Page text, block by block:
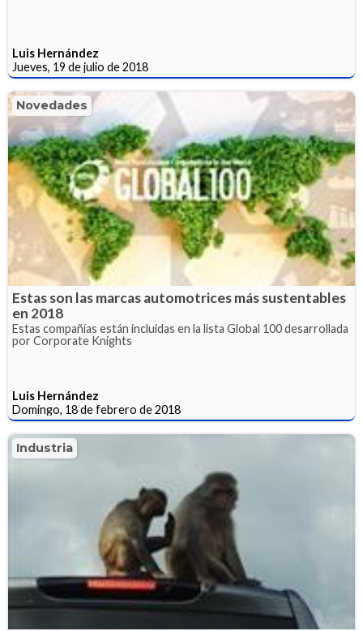
Luis Hernández
Jueves, 19 de julio de 2018
Novedades
Estas son las marcas automotrices más sustentables
en 2018
Estas compañías están incluidas en la lista Global 100 desarrollada
por Corporate Knights
Luis Hernández
Domingo, 18 de febrero de 2018
Industria